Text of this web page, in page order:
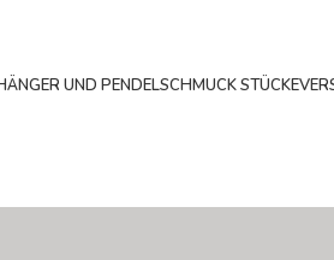
UND PENDELSCHMUCK STÜCKE